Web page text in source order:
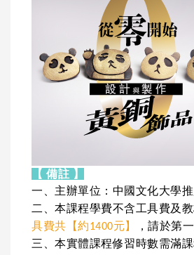
【 備註 】
一、主辦單位：中國文化大學
二、本課程學費不含工具費及
具費共【約1400元】
，請於第
三、本實體課程修習時數需滿